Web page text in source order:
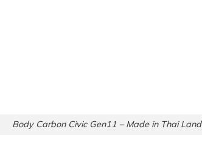
Body Carbon Civic Gen11 – Made in Thai Land